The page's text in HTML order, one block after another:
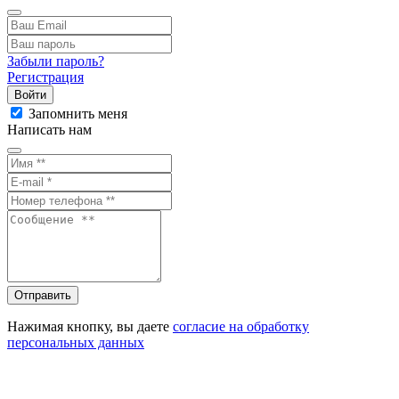
Забыли пароль?
Регистрация
Войти
Запомнить меня
Написать нам
Отправить
Нажимая кнопку, вы даете согласие на обработку
персональных данных